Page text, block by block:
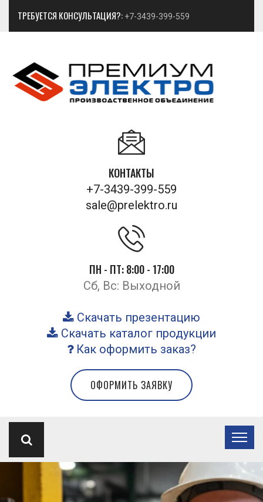
ТРЕБУЕТСЯ КОНСУЛЬТАЦИЯ?: +7-3439-399-559
КОНТАКТЫ
+7-3439-399-559
sale@prelektro.ru
ПН - ПТ: 8:00 - 17:00
Сб, Вс: Выходной
Скачать презентацию
Скачать каталог продукции
Как оформить заказ?
ОФОРМИТЬ ЗАЯВКУ